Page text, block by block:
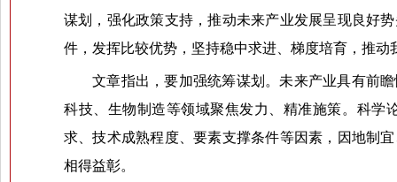
谋划，强化政策支持，推动未来产业发展呈现良好
件，发挥比较优势，坚持稳中求进、梯度培育，推
文章指出，要加强统筹谋划。未来产业具有前
科技、生物制造等领域聚焦发力、精准施策。科学
求、技术成熟程度、要素支撑条件等因素，因地制
相得益彰。